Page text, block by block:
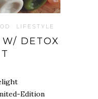
LIFESTYLE
DETOX
Edition